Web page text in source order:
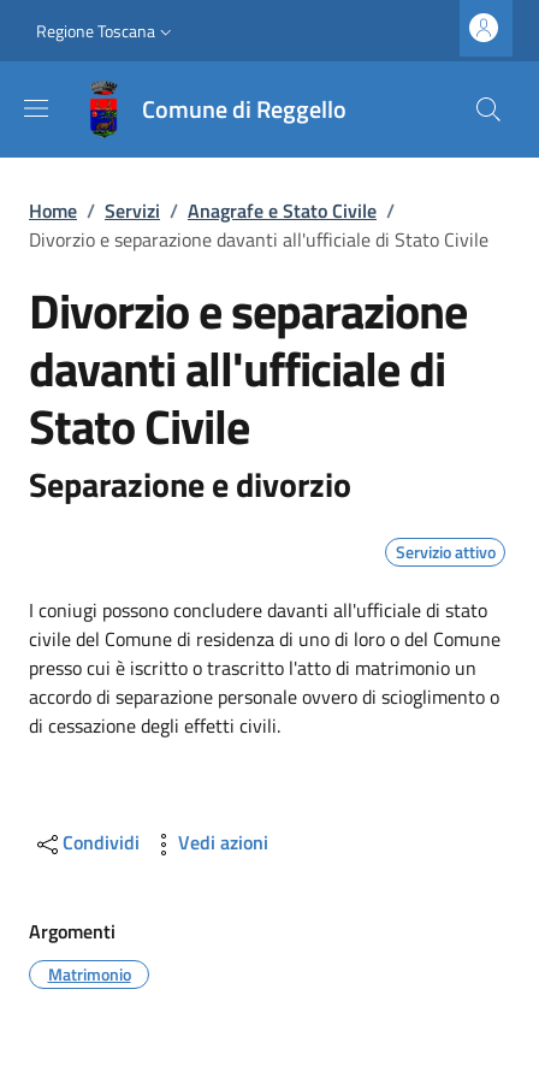
Slim top
Regione Toscana
Comune di Reggello
Briciole di pane
Home / Servizi / Anagrafe e Stato Civile /
Divorzio e separazione davanti all'ufficiale di Stato Civile
Divorzio e separazione
davanti all'ufficiale di
Stato Civile
Separazione e divorzio
Servizio attivo
Dettagli
I coniugi possono concludere davanti all'ufficiale di stato
civile del Comune di residenza di uno di loro o del Comune
presso cui è iscritto o trascritto l'atto di matrimonio un
accordo di separazione personale ovvero di scioglimento o
di cessazione degli effetti civili.
Condividi Vedi azioni
Argomenti
Matrimonio